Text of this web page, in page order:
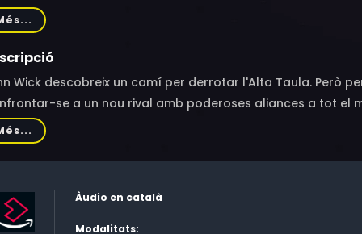
Rina Sawayama, Scott Adkins, Ian McShane, Bill
Tena, George Georgiou, Yoshinori Tashiro, Hishofuji
Ivy Quainoo, Irina Trifanov, Iryna Fedorova, Andrej
Wick descobreix un camí per derrotar l'Alta Taula. Però
se a un nou rival amb poderoses aliances a tot el
Àudio en català
Modalitats: